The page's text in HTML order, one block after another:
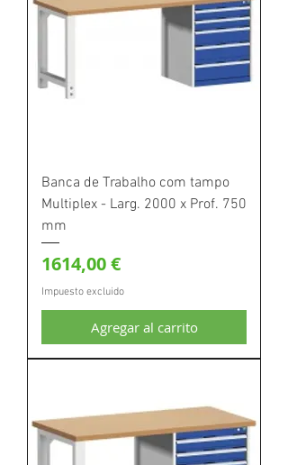
Banca de Trabalho com tampo
Multiplex - Larg. 2000 x Prof. 750
mm
Precio
1614,00 €
Impuesto excluido
Agregar al carrito